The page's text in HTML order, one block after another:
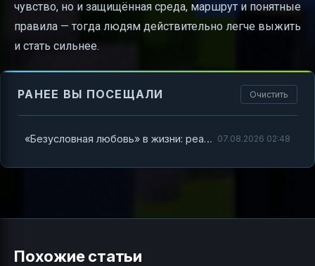
чувство, но и защищённая среда, маршрут и понятные
правила — тогда людям действительно легче выжить
и стать сильнее.
РАНЕЕ ВЫ ПОСЕЩАЛИ Очистить
«Безусловная любовь» в жизни: реальна ли она? И что можно понять из Minecraft Backrooms на примере точки спавна 07.08.2026 02:48
Похожие статьи